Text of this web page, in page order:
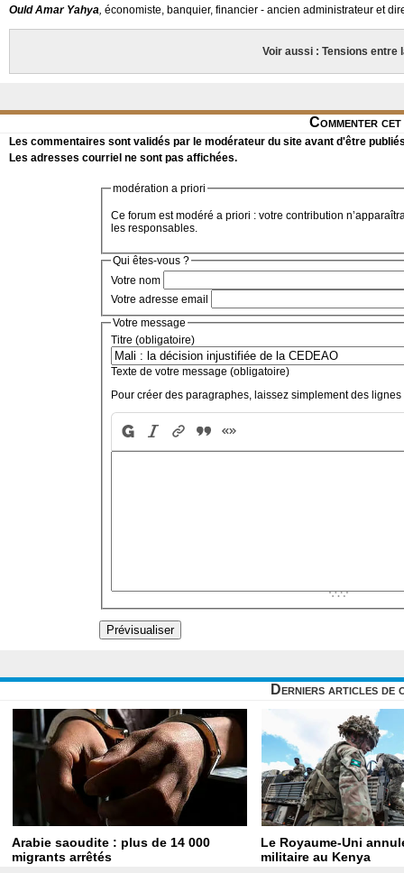
Ould Amar Yahya, économiste, banquier, financier - ancien administrateur et
Voir aussi : Tensions entre
Commenter
Les commentaires sont validés par le modérateur du site avant d'être
Les adresses courriel ne sont pas affichées.
modération a priori
Ce forum est modéré a priori : votre contribution
les responsables.
Qui êtes-vous ?
Votre nom
Votre adresse email
Votre message
Titre (obligatoire)
Texte de votre message (obligatoire)
Pour créer des paragraphes, laissez simplement des lignes
Derniers articles de
Arabie saoudite : plus de 14 000
migrants arrêtés
Le Royaume-Uni
militaire au Kenya